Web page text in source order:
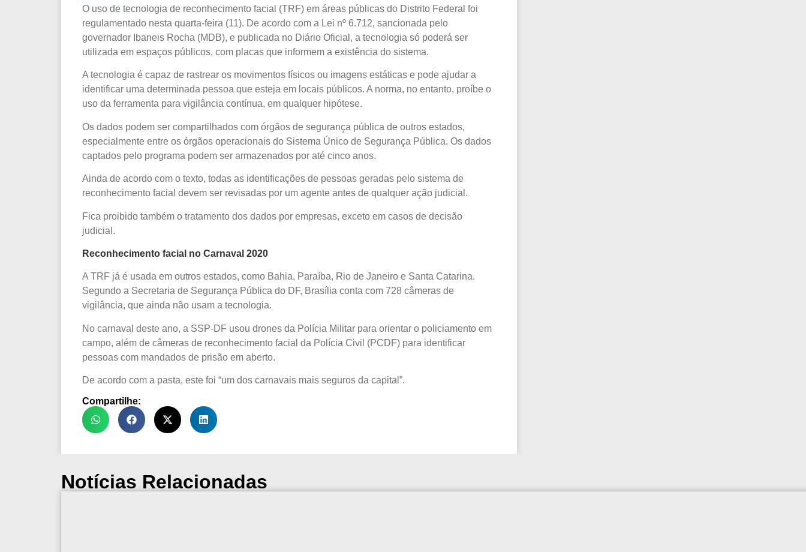
O uso de tecnologia de reconhecimento facial (TRF) em áreas públicas do Distrito Federal foi
regulamentado nesta quarta-feira (11). De acordo com a Lei nº 6.712, sancionada pelo
governador Ibaneis Rocha (MDB), e publicada no Diário Oficial, a tecnologia só poderá ser
utilizada em espaços públicos, com placas que informem a existência do sistema.
A tecnologia é capaz de rastrear os movimentos físicos ou imagens estáticas e pode ajudar a
identificar uma determinada pessoa que esteja em locais públicos. A norma, no entanto, proíbe o
uso da ferramenta para vigilância contínua, em qualquer hipótese.
Os dados podem ser compartilhados com órgãos de segurança pública de outros estados,
especialmente entre os órgãos operacionais do Sistema Único de Segurança Pública. Os dados
captados pelo programa podem ser armazenados por até cinco anos.
Ainda de acordo com o texto, todas as identificações de pessoas geradas pelo sistema de
reconhecimento facial devem ser revisadas por um agente antes de qualquer ação judicial.
Fica proibido também o tratamento dos dados por empresas, exceto em casos de decisão
judicial.
Reconhecimento facial no Carnaval 2020
A TRF já é usada em outros estados, como Bahia, Paraíba, Rio de Janeiro e Santa Catarina.
Segundo a Secretaria de Segurança Pública do DF, Brasília conta com 728 câmeras de
vigilância, que ainda não usam a tecnologia.
No carnaval deste ano, a SSP-DF usou drones da Polícia Militar para orientar o policiamento em
campo, além de câmeras de reconhecimento facial da Polícia Civil (PCDF) para identificar
pessoas com mandados de prisão em aberto.
De acordo com a pasta, este foi “um dos carnavais mais seguros da capital”.
Compartilhe:
Notícias Relacionadas